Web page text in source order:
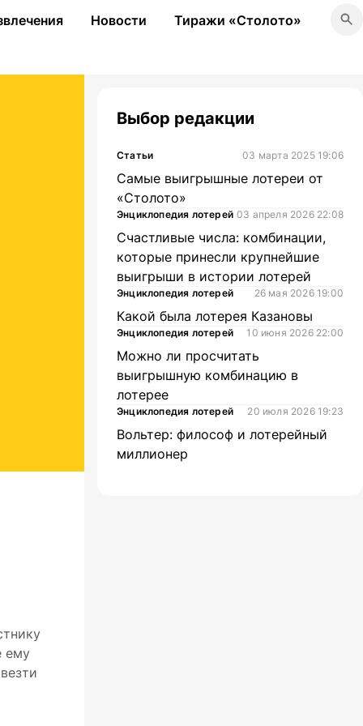
Новости Тиражи «Столото»
ему
Выбор редакции
Статьи 03 марта 2025 19:06
Самые выигрышные лотереи от
«Столото»
Энциклопедия лотерей 03 апреля 2026 22:08
Счастливые числа: комбинации,
которые принесли крупнейшие
выигрыши в истории лотерей
Энциклопедия лотерей 26 мая 2026 19:00
Какой была лотерея Казановы
Энциклопедия лотерей 10 июня 2026 22:00
Можно ли просчитать
выигрышную комбинацию в
лотерее
Энциклопедия лотерей 20 июля 2026 19:23
Вольтер: философ и лотерейный
миллионер